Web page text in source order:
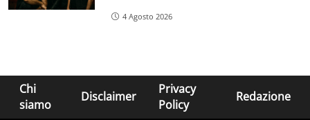
4 Agosto 2026
Chi
siamo
Disclaimer
Privacy
Policy
Redazione